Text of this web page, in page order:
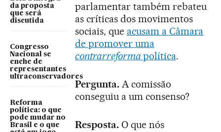
da proposta
que será
discutida
Congresso
Nacional se
enche de
representantes
ultraconservadores
Reforma
política: o que
pode mudar no
Brasil e o que
parlamentar também rebateu
as críticas dos movimentos
sociais, que acusam a Câmara
de promover uma
contrarreforma política.
Pergunta. A comissão
conseguiu a um consenso?
Resposta. O que nós